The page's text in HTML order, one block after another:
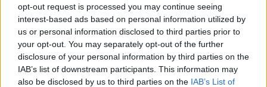
opt-out request is processed you may continue seeing
interest-based ads based on personal information utilized by
us or personal information disclosed to third parties prior to
your opt-out. You may separately opt-out of the further
disclosure of your personal information by third parties on the
IAB’s list of downstream participants. This information may
also be disclosed by us to third parties on the IAB’s List of
— Πυροσβεστικό Σώμα (@pyrosvestiki)October 13,
2023